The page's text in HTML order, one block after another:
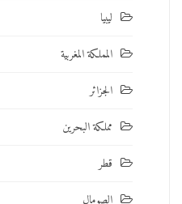
ليبيا
المملكة المغربية
الجزائر
مملكة البحرين
قطر